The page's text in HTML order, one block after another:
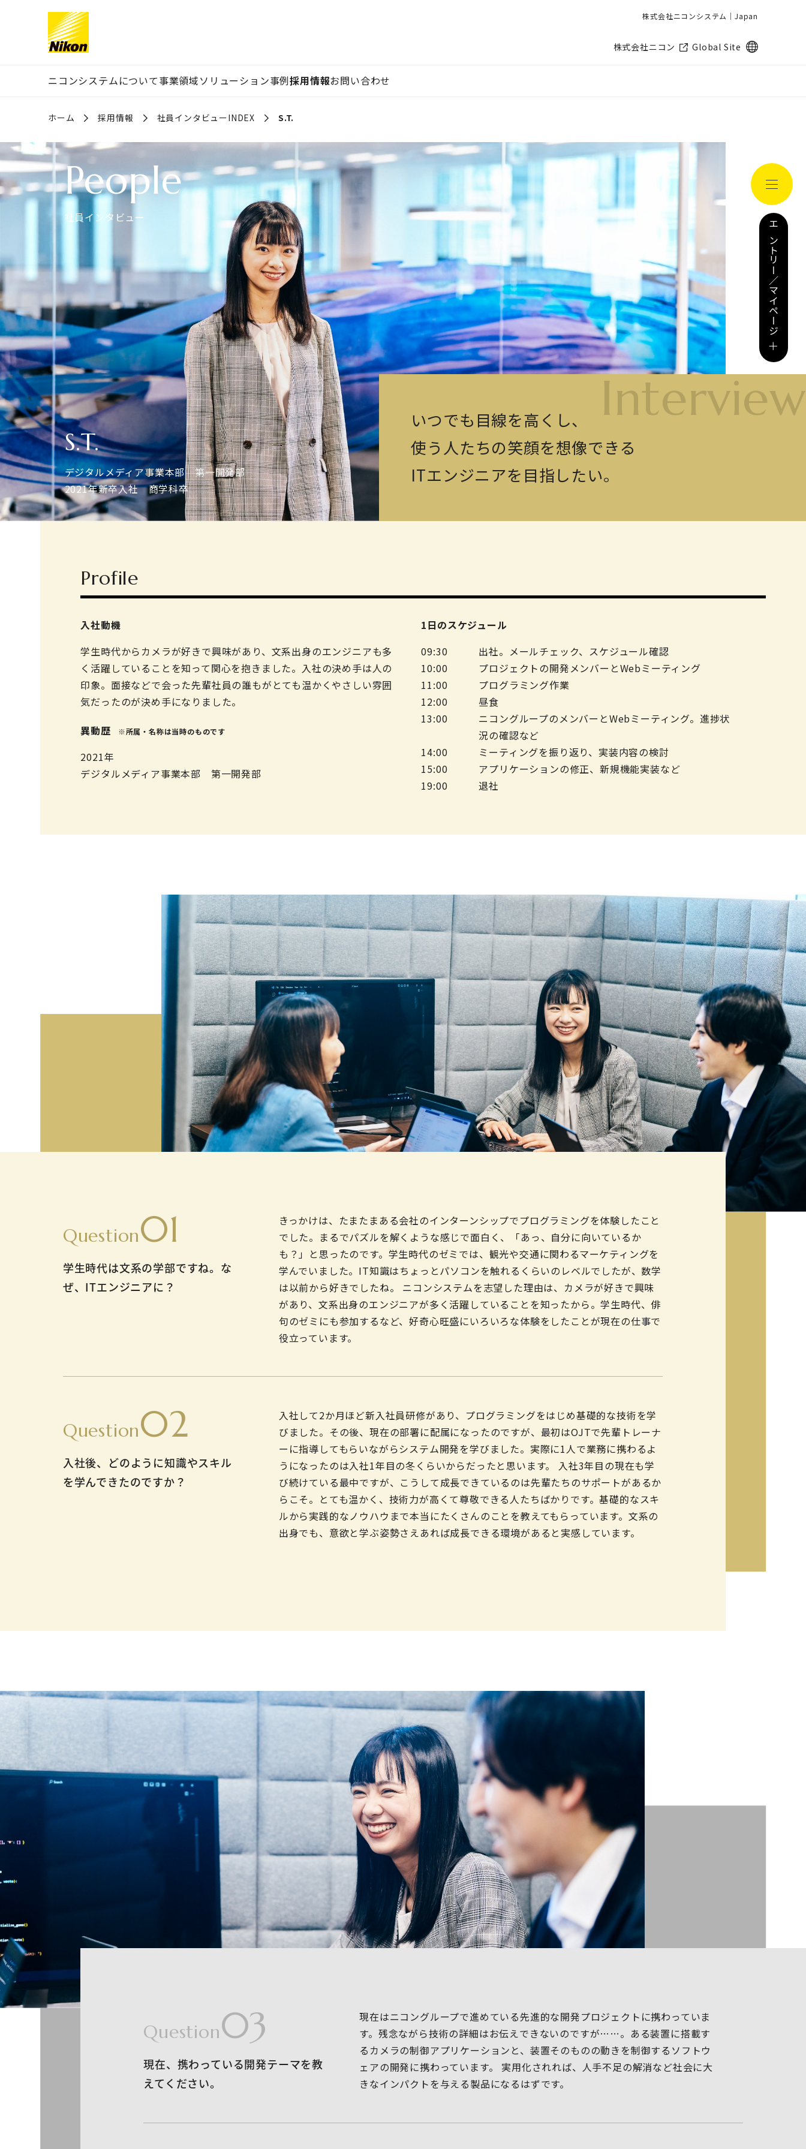
株式会社ニコンシステム｜Japan
株式会社ニコン Global Site 別窓で遷移しま
グローバルナビゲーション
ニコンシステムについて事業領域ソリューション事例採用情報お問い合わせ
ホーム 採用情報 社員インタビューINDEX S.T.
エントリー／マイページ
People
社員インタビュー
S.T.
デジタルメディア事業本部 第一開発部
2021年新卒入社 商学科卒
Interview
いつでも目線を高くし、
使う人たちの笑顔を想像できる
ITエンジニアを目指したい。
Profile
入社動機
学生時代からカメラが好きで興味があり、文系出身のエンジニアも多
く活躍していることを知って関心を抱きました。入社の決め手は人の
印象。面接などで会った先輩社員の誰もがとても温かくやさしい雰囲
気だったのが決め手になりました。
異動歴
※所属・名称は当時のものです
2021年
デジタルメディア事業本部 第一開発部
1日のスケジュール
09:30
出社。メールチェック、スケジュール確認
10:00
プロジェクトの開発メンバーとWebミーティング
11:00
プログラミング作業
12:00
昼食
13:00
ニコングループのメンバーとWebミーティング。進捗状
況の確認など
14:00
ミーティングを振り返り、実装内容の検討
15:00
アプリケーションの修正、新規機能実装など
19:00
退社
Question01
学生時代は文系の学部ですね。な
ぜ、ITエンジニアに？
きっかけは、たまたまある会社のインターンシップでプログラミングを体験したこと
でした。まるでパズルを解くような感じで面白く、「あっ、自分に向いているか
も？」と思ったのです。学生時代のゼミでは、観光や交通に関わるマーケティングを
学んでいました。IT知識はちょっとパソコンを触れるくらいのレベルでしたが、数学
は以前から好きでしたね。 ニコンシステムを志望した理由は、カメラが好きで興味
があり、文系出身のエンジニアが多く活躍していることを知ったから。学生時代、俳
句のゼミにも参加するなど、好奇心旺盛にいろいろな体験をしたことが現在の仕事で
役立っています。
Question02
入社後、どのように知識やスキル
を学んできたのですか？
入社して2か月ほど新入社員研修があり、プログラミングをはじめ基礎的な技術を学
びました。その後、現在の部署に配属になったのですが、最初はOJTで先輩トレーナ
ーに指導してもらいながらシステム開発を学びました。実際に1人で業務に携わるよ
うになったのは入社1年目の冬くらいからだったと思います。 入社3年目の現在も学
び続けている最中ですが、こうして成長できているのは先輩たちのサポートがあるか
らこそ。とても温かく、技術力が高くて尊敬できる人たちばかりです。基礎的なスキ
ルから実践的なノウハウまで本当にたくさんのことを教えてもらっています。文系の
出身でも、意欲と学ぶ姿勢さえあれば成長できる環境があると実感しています。
Question03
現在、携わっている開発テーマを教
えてください。
現在はニコングループで進めている先進的な開発プロジェクトに携わっていま
す。残念ながら技術の詳細はお伝えできないのですが……。ある装置に搭載す
るカメラの制御アプリケーションと、装置そのものの動きを制御するソフトウ
ェアの開発に携わっています。 実用化されれば、人手不足の解消など社会に大
きなインパクトを与える製品になるはずです。